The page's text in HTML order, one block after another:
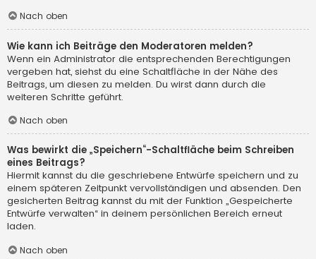
Nach oben
Wie kann ich Beiträge den Moderatoren melden?
Wenn ein Administrator die entsprechenden Berechtigungen
vergeben hat, siehst du eine Schaltfläche in der Nähe des
Beitrags, um diesen zu melden. Du wirst dann durch die
weiteren Schritte geführt.
Nach oben
Was bewirkt die „Speichern“-Schaltfläche beim Schreiben
eines Beitrags?
Hiermit kannst du die geschriebene Entwürfe speichern und zu
einem späteren Zeitpunkt vervollständigen und absenden. Den
gesicherten Beitrag kannst du mit der Funktion „Gespeicherte
Entwürfe verwalten“ in deinem persönlichen Bereich erneut
laden.
Nach oben